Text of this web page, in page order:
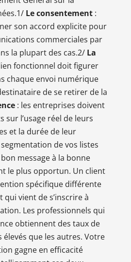
Le consentement :
son accord explicite pour
commerciales par
la plupart des cas.2/ La
fonctionnel doit figurer
chaque envoi numérique
de se retirer de la
: les entreprises doivent
l’usage réel de leurs
et la durée de leur
de vos listes
message à la bonne
le plus opportun. Un client
spécifique différente
qui vient de s’inscrire à
Les professionnels qui
obtiennent des taux de
que les autres. Votre
gagne en efficacité